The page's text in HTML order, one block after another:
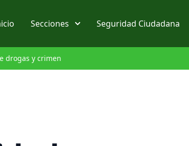
Secciones Seguridad Ciudadana
drogas y crimen